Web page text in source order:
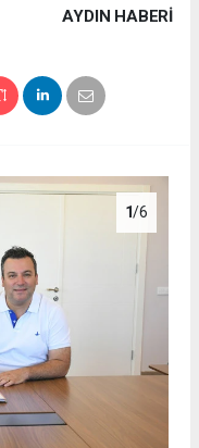
AYDIN HABERİ
1/6